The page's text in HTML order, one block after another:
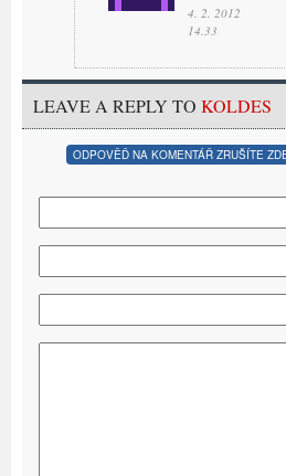
4. 2. 2012
14.33
LEAVE A REPLY TO KOLDES
ODPOVĚĎ NA KOMENTÁŘ ZRUŠÍTE